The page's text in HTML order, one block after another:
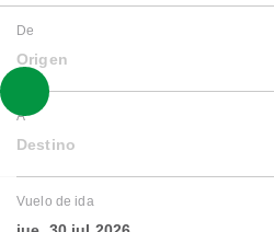
De
Origen
A
Destino
Vuelo de ida